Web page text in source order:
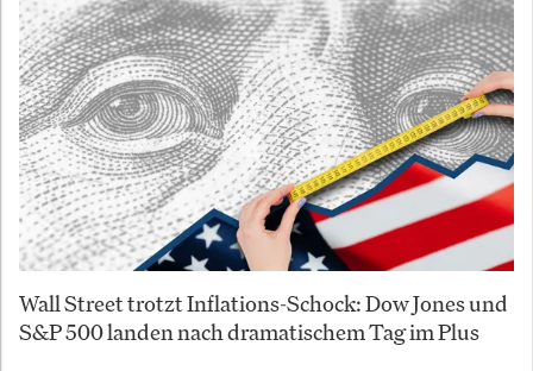
Wall Street trotzt Inflations-Schock: Dow Jones und
S&P 500 landen nach dramatischem Tag im Plus